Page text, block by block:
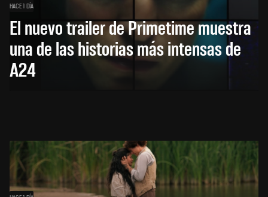
HACE 1 DÍA
El nuevo trailer de Primetime muestra
una de las historias más intensas de
A24